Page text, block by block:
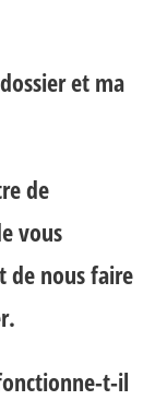
et ma
de
vous
de nous faire
t-il